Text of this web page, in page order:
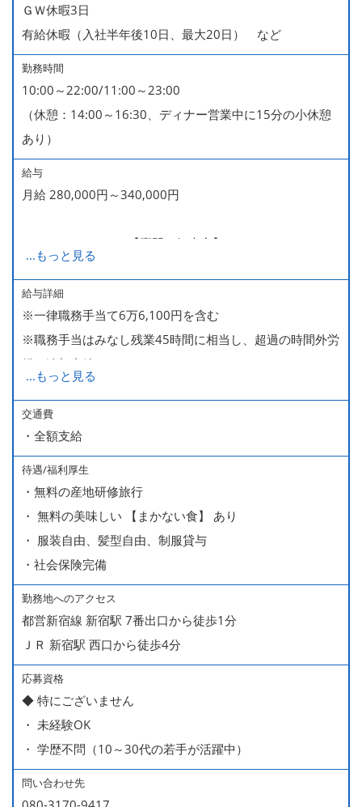
ＧＷ休暇3日
有給休暇（入社半年後10日、最大20日） など
勤務時間
10:00～22:00/11:00～23:00
（休憩：14:00～16:30、ディナー営業中に15分の小休憩
あり）
給与
月給 280,000円～340,000円
280,000～340,000【専門・短大卒】
285,000～340,000【大卒】
※ 入社半年経過した後は、[月10日休みの月給34万円] の
働き方も選ぶことができます。
詳細はご面談時にご案内いたします。
...もっと見る
給与詳細
※一律職務手当て6万6,100円を含む
※職務手当はみなし残業45時間に相当し、超過の時間外労
働は追加支給
■昇給（随時）
■賞与年2回（夏・冬）
■売上インセンティブ
■役職手当
...もっと見る
交通費
・全額支給
待遇/福利厚生
・無料の産地研修旅行
・ 無料の美味しい 【まかない食】 あり
・ 服装自由、髪型自由、制服貸与
・社会保険完備
勤務地へのアクセス
都営新宿線 新宿駅 7番出口から徒歩1分
ＪＲ 新宿駅 西口から徒歩4分
応募資格
◆ 特にございません
・ 未経験OK
・ 学歴不問（10～30代の若手が活躍中）
問い合わせ先